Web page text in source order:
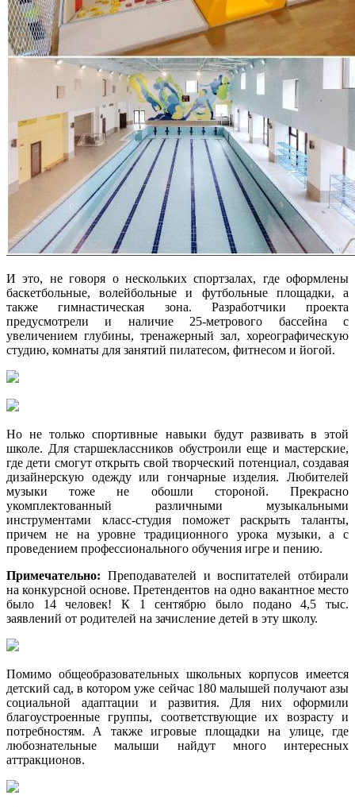
И это, не говоря о нескольких спортзалах, где оформлены
баскетбольные, волейбольные и футбольные площадки, а
также гимнастическая зона. Разработчики проекта
предусмотрели и наличие 25-метрового бассейна с
увеличением глубины, тренажерный зал, хореографическую
студию, комнаты для занятий пилатесом, фитнесом и йогой.
Но не только спортивные навыки будут развивать в этой
школе. Для старшеклассников обустроили еще и мастерские,
где дети смогут открыть свой творческий потенциал, создавая
дизайнерскую одежду или гончарные изделия. Любителей
музыки тоже не обошли стороной. Прекрасно
укомплектованный различными музыкальными
инструментами класс-студия поможет раскрыть таланты,
причем не на уровне традиционного урока музыки, а с
проведением профессионального обучения игре и пению.
Примечательно: Преподавателей и воспитателей отбирали
на конкурсной основе. Претендентов на одно вакантное место
было 14 человек! К 1 сентябрю было подано 4,5 тыс.
заявлений от родителей на зачисление детей в эту школу.
Помимо общеобразовательных школьных корпусов имеется
детский сад, в котором уже сейчас 180 малышей получают азы
социальной адаптации и развития. Для них оформили
благоустроенные группы, соответствующие их возрасту и
потребностям. А также игровые площадки на улице, где
любознательные малыши найдут много интересных
аттракционов.